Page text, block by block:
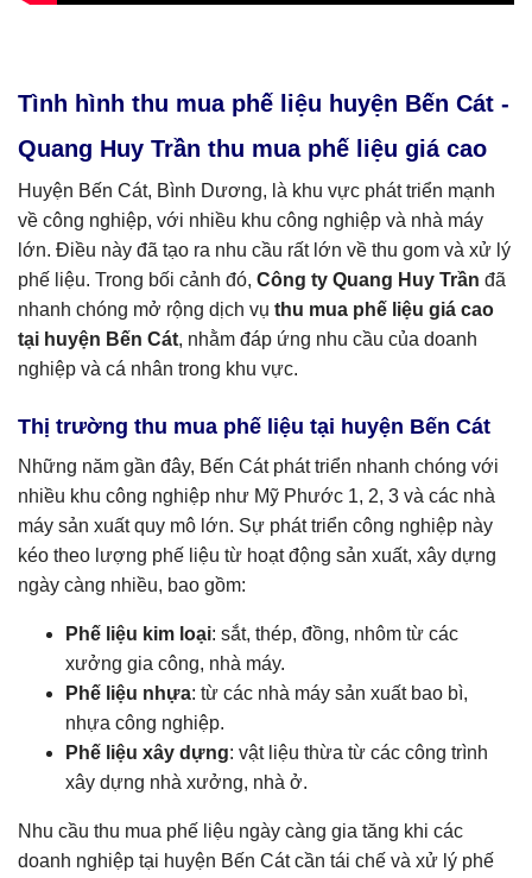
Tình hình thu mua phế liệu huyện Bến Cát -
Quang Huy Trần thu mua phế liệu giá cao
Huyện Bến Cát, Bình Dương, là khu vực phát triển mạnh
về công nghiệp, với nhiều khu công nghiệp và nhà máy
lớn. Điều này đã tạo ra nhu cầu rất lớn về thu gom và xử lý
phế liệu. Trong bối cảnh đó, Công ty Quang Huy Trần đã
nhanh chóng mở rộng dịch vụ thu mua phế liệu giá cao
tại huyện Bến Cát, nhằm đáp ứng nhu cầu của doanh
nghiệp và cá nhân trong khu vực.
Thị trường thu mua phế liệu tại huyện Bến Cát
Những năm gần đây, Bến Cát phát triển nhanh chóng với
nhiều khu công nghiệp như Mỹ Phước 1, 2, 3 và các nhà
máy sản xuất quy mô lớn. Sự phát triển công nghiệp này
kéo theo lượng phế liệu từ hoạt động sản xuất, xây dựng
ngày càng nhiều, bao gồm:
Phế liệu kim loại: sắt, thép, đồng, nhôm từ các
xưởng gia công, nhà máy.
Phế liệu nhựa: từ các nhà máy sản xuất bao bì,
nhựa công nghiệp.
Phế liệu xây dựng: vật liệu thừa từ các công trình
xây dựng nhà xưởng, nhà ở.
Nhu cầu thu mua phế liệu ngày càng gia tăng khi các
doanh nghiệp tại huyện Bến Cát cần tái chế và xử lý phế